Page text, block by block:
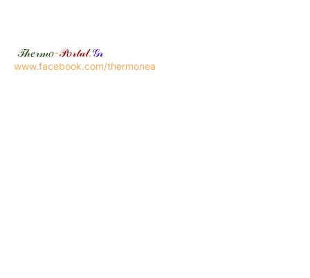
𝒯𝒽𝑒𝓇𝓂𝑜-𝒫𝑜𝓇𝓉𝒶𝓁.𝒢𝓇
www.facebook.com/thermonea